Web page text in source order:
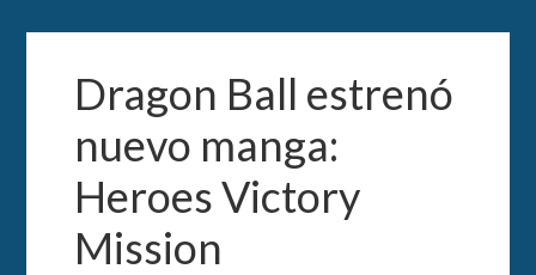
Dragon Ball estrenó
nuevo manga:
Heroes Victory
Mission